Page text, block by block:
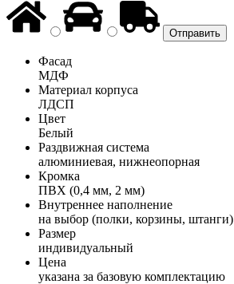
Фасад
МДФ
Материал корпуса
ЛДСП
Цвет
Белый
Раздвижная система
алюминиевая, нижнеопорная
Кромка
ПВХ (0,4 мм, 2 мм)
Внутреннее наполнение
на выбор (полки, корзины, штанги)
Размер
индивидуальный
Цена
указана за базовую комплектацию